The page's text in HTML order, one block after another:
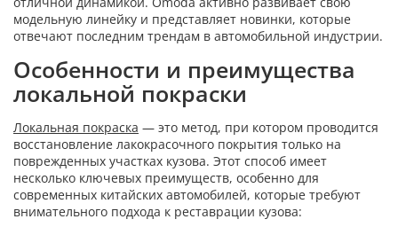
модельную линейку и представляет новинки, которые
отвечают последним трендам в автомобильной индустрии.
Особенности и преимущества
локальной покраски
Локальная покраска — это метод, при котором проводится
восстановление лакокрасочного покрытия только на
поврежденных участках кузова. Этот способ имеет
несколько ключевых преимуществ, особенно для
современных китайских автомобилей, которые требуют
внимательного подхода к реставрации кузова: